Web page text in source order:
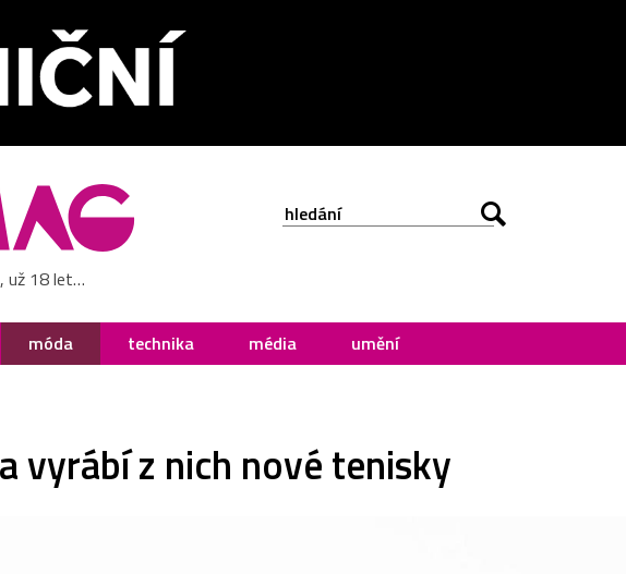
už 18 let…
móda technika média umění
vyrábí z nich nové tenisky